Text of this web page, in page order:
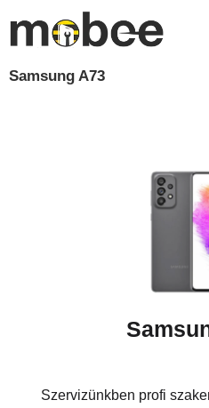
Samsung A73
Szervizünkben profi